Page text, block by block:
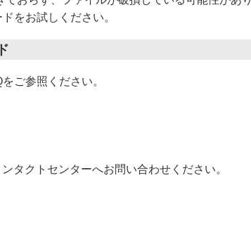
をお試しください。
ご参照ください。
タクトセンターへお問い合わせください。